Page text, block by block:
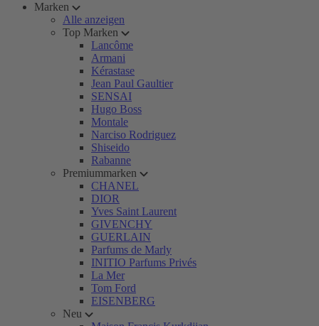
Marken
Alle anzeigen
Top Marken
Lancôme
Armani
Kérastase
Jean Paul Gaultier
SENSAI
Hugo Boss
Montale
Narciso Rodriguez
Shiseido
Rabanne
Premiummarken
CHANEL
DIOR
Yves Saint Laurent
GIVENCHY
GUERLAIN
Parfums de Marly
INITIO Parfums Privés
La Mer
Tom Ford
EISENBERG
Neu